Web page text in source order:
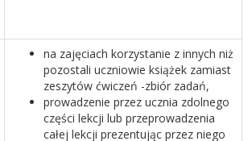
na zajęciach korzystanie z innych niż
pozostali uczniowie książek zamiast
zeszytów ćwiczeń -zbiór zadań,
prowadzenie przez ucznia zdolnego
części lekcji lub przeprowadzenia
całej lekcji prezentując przez niego